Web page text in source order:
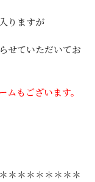
りますが
せていただいてお
もございます。
＊＊＊＊＊＊＊＊